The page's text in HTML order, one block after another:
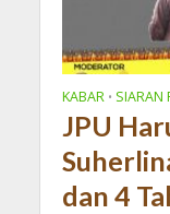
KABAR • SIARAN
JPU
dan 4